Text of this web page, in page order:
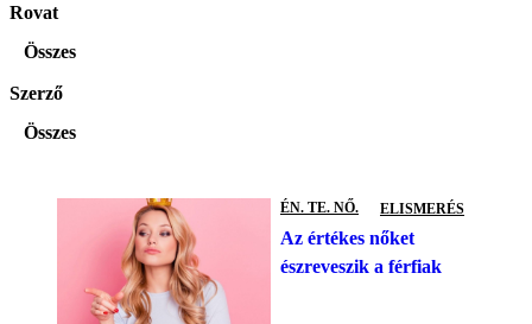
Rovat
Összes
Szerző
Összes
ÉN. TE. NŐ. ELISMERÉS
Az értékes nőket
észreveszik a férfiak